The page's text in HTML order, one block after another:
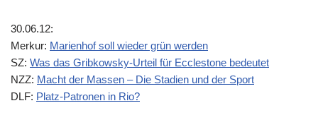
30.06.12:
Merkur: Marienhof soll wieder grün werden
SZ: Was das Gribkowsky-Urteil für Ecclestone bedeutet
NZZ: Macht der Massen – Die Stadien und der Sport
DLF: Platz-Patronen in Rio?